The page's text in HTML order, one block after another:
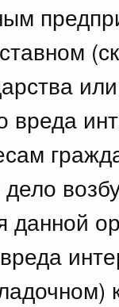
вреда
дело
данной